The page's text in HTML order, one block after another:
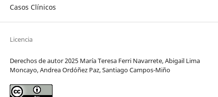
Casos Clínicos
Licencia
Derechos de autor 2025 María Teresa Ferri Navarrete, Abigail Lima
Moncayo, Andrea Ordóñez Paz, Santiago Campos-Miño